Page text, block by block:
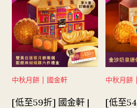
• 請確保明白及了解所訂購之套餐內
• 優惠不適⽤於特別⽇⼦，詳情請
www.miradining.com。 (**視乎情況
如需增加用餐人數，請於訂位後致
• 如需改期，必須在用餐至少一天
確認作準。請注意，訂單只能改期一
• 頁面上之菜單只供參考，內容或
知。
中秋月餅 | 國金軒
[低至59折] 國金軒 |
中秋月餅
[低至